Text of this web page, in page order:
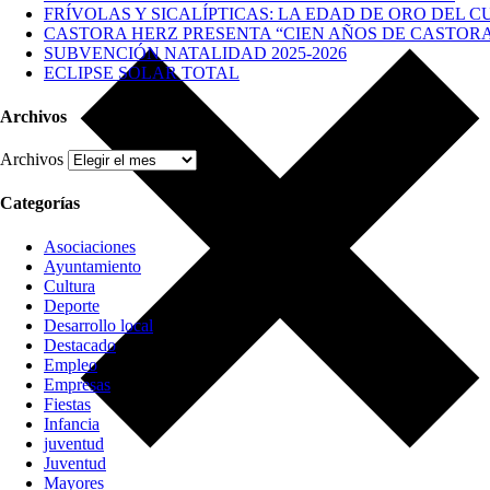
FRÍVOLAS Y SICALÍPTICAS: LA EDAD DE ORO DEL
CASTORA HERZ PRESENTA “CIEN AÑOS DE
SUBVENCIÓN NATALIDAD 2025-2026
ECLIPSE SOLAR TOTAL
Archivos
Archivos
Categorías
Asociaciones
Ayuntamiento
Cultura
Deporte
Desarrollo local
Destacado
Empleo
Empresas
Fiestas
Infancia
juventud
Juventud
Mayores